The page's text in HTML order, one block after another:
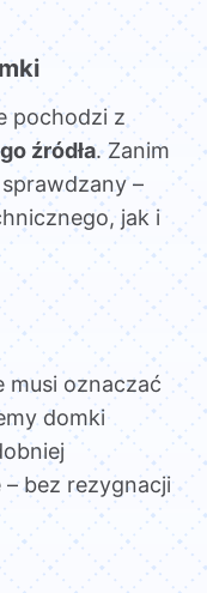
pochodzi z
źródła. Zanim
–
jak i
musi oznaczać
domki
bez rezygnacji